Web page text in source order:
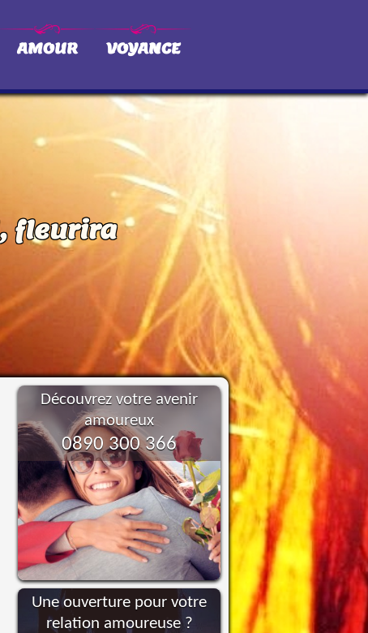
AMOUR VOYANCE
fleurira
Découvrez votre avenir
amoureux
0890 300 366
Une ouverture pour votre
relation amoureuse ?